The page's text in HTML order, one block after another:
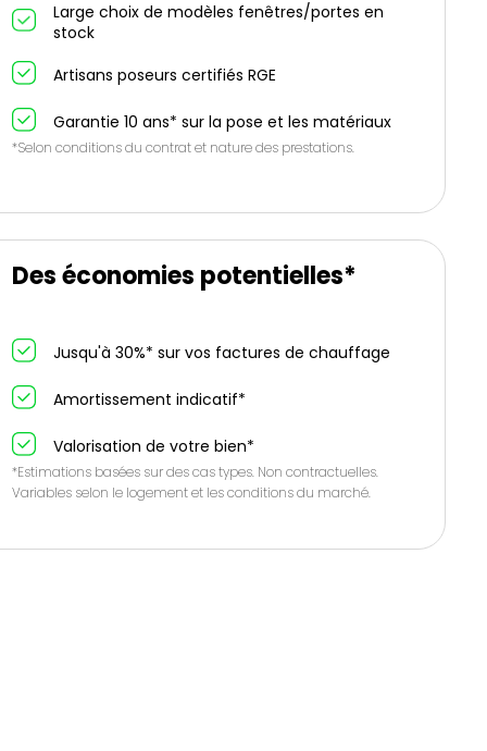
Large choix de modèles fenêtres/portes en
stock
Artisans poseurs certifiés RGE
Garantie 10 ans* sur la pose et les matériaux
*Selon conditions du contrat et nature des prestations.
Des économies potentielles*
Jusqu'à 30%* sur vos factures de chauffage
Amortissement indicatif*
Valorisation de votre bien*
*Estimations basées sur des cas types. Non contractuelles.
Variables selon le logement et les conditions du marché.